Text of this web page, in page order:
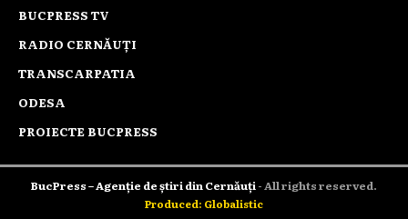
BUCPRESS TV
RADIO CERNĂUȚI
TRANSCARPATIA
ODESA
PROIECTE BUCPRESS
BucPress – Agenție de știri din Cernăuți- All rights reserved.
Produced: Globalistic